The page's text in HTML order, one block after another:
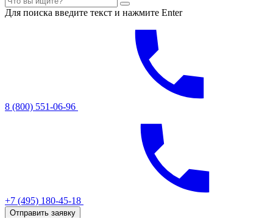
Для поиска введите текст и нажмите Enter
8 (800) 551-06-96
+7 (495) 180-45-18
Отправить заявку